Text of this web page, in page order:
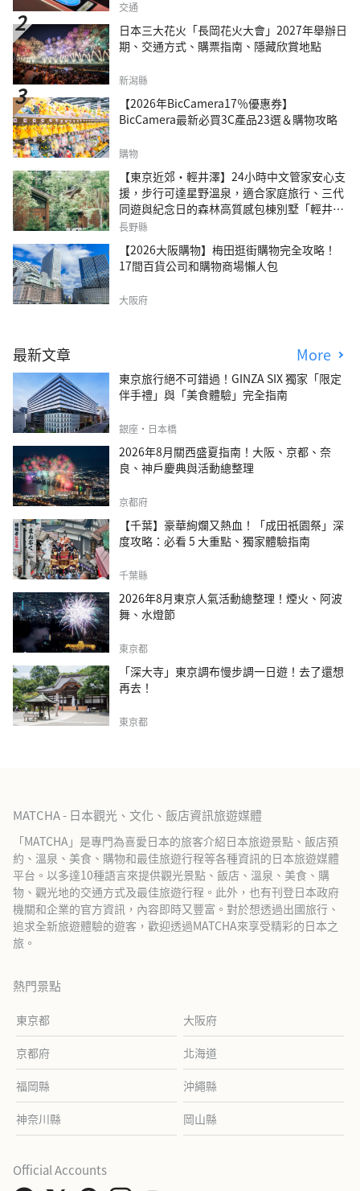
交通
日本三大花火「長岡花火大會」2027年舉辦日
期、交通方式、購票指南、隱藏欣賞地點
新潟縣
【2026年BicCamera17％優惠券】
BicCamera最新必買3C產品23選＆購物攻略
購物
【東京近郊・輕井澤】24小時中文管家安心支
援，步行可達星野溫泉，適合家庭旅行、三代
同遊與紀念日的森林高質感包棟別墅「輕井澤
森四季VILLA」
長野縣
【2026大阪購物】梅田逛街購物完全攻略！
17間百貨公司和購物商場懶人包
大阪府
最新文章 More
東京旅行絕不可錯過！GINZA SIX 獨家「限定
伴手禮」與「美食體驗」完全指南
銀座・日本橋
2026年8月關西盛夏指南！大阪、京都、奈
良、神戶慶典與活動總整理
京都府
【千葉】豪華絢爛又熱血！「成田祇園祭」深
度攻略：必看 5 大重點、獨家體驗指南
千葉縣
2026年8月東京人氣活動總整理！煙火、阿波
舞、水燈節
東京都
「深大寺」東京調布慢步調一日遊！去了還想
再去！
東京都
MATCHA - 日本觀光、文化、飯店資訊旅遊媒體
「MATCHA」是專門為喜愛日本的旅客介紹日本旅遊景點、飯店預
約、溫泉、美食、購物和最佳旅遊行程等各種資訊的日本旅遊媒體
平台。以多達10種語言來提供觀光景點、飯店、溫泉、美食、購
物、觀光地的交通方式及最佳旅遊行程。此外，也有刊登日本政府
機關和企業的官方資訊，內容即時又豐富。對於想透過出國旅行、
追求全新旅遊體驗的遊客，歡迎透過MATCHA來享受精彩的日本之
旅。
熱門景點
東京都 大阪府
京都府 北海道
福岡縣 沖繩縣
神奈川縣 岡山縣
Official Accounts